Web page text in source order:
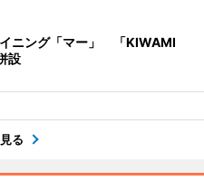
ニング「マー」 「KIWAMI
設
る